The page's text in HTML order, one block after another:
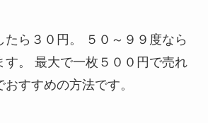
ら３０円。
５０～９９度なら
。
最大で一枚５００円で売れ
すすめの方法です。